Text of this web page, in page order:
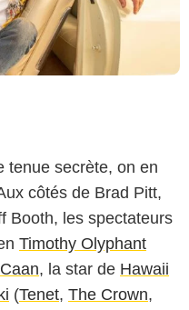
tenue secrète, on en
côtés de Brad Pitt,
Booth, les spectateurs
Timothy Olyphant
, la star de Hawaii
(Tenet, The Crown,